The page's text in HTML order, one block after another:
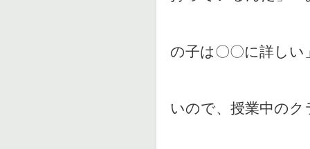
の子は〇〇に詳し
いので、授業中の